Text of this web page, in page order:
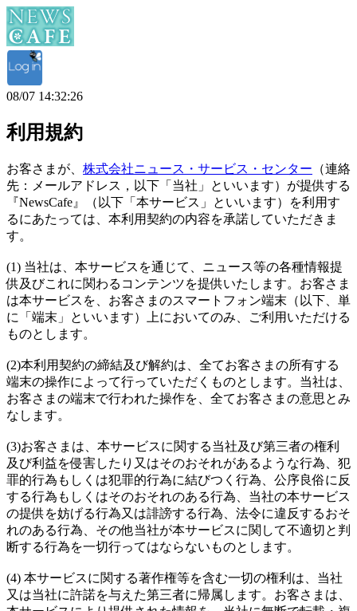
08/07 14:32:26
利用規約
お客さまが、 株式会社ニュース・サービス・センター （連絡
先：メールアドレス，以下「当社」といいます）が提供する
『NewsCafe』（以下「本サービス」といいます）を利用す
るにあたっては、本利用契約の内容を承諾していただきま
す。
(1) 当社は、本サービスを通じて、ニュース等の各種情報提
供及びこれに関わるコンテンツを提供いたします。お客さま
は本サービスを、お客さまのスマートフォン端末（以下、単
に「端末」といいます）上においてのみ、ご利用いただける
ものとします。
(2)本利用契約の締結及び解約は、全てお客さまの所有する
端末の操作によって行っていただくものとします。当社は、
お客さまの端末で行われた操作を、全てお客さまの意思とみ
なします。
(3)お客さまは、本サービスに関する当社及び第三者の権利
及び利益を侵害したり又はそのおそれがあるような行為、犯
罪的行為もしくは犯罪的行為に結びつく行為、公序良俗に反
する行為もしくはそのおそれのある行為、当社の本サービス
の提供を妨げる行為又は誹謗する行為、法令に違反するおそ
れのある行為、その他当社が本サービスに関して不適切と判
断する行為を一切行ってはならないものとします。
(4) 本サービスに関する著作権等を含む一切の権利は、当社
又は当社に許諾を与えた第三者に帰属します。お客さまは、